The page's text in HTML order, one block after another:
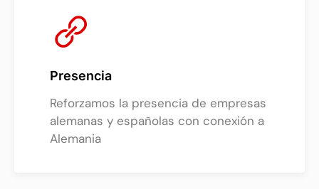
Presencia
Reforzamos la presencia de empresas
alemanas y españolas con conexión a
Alemania